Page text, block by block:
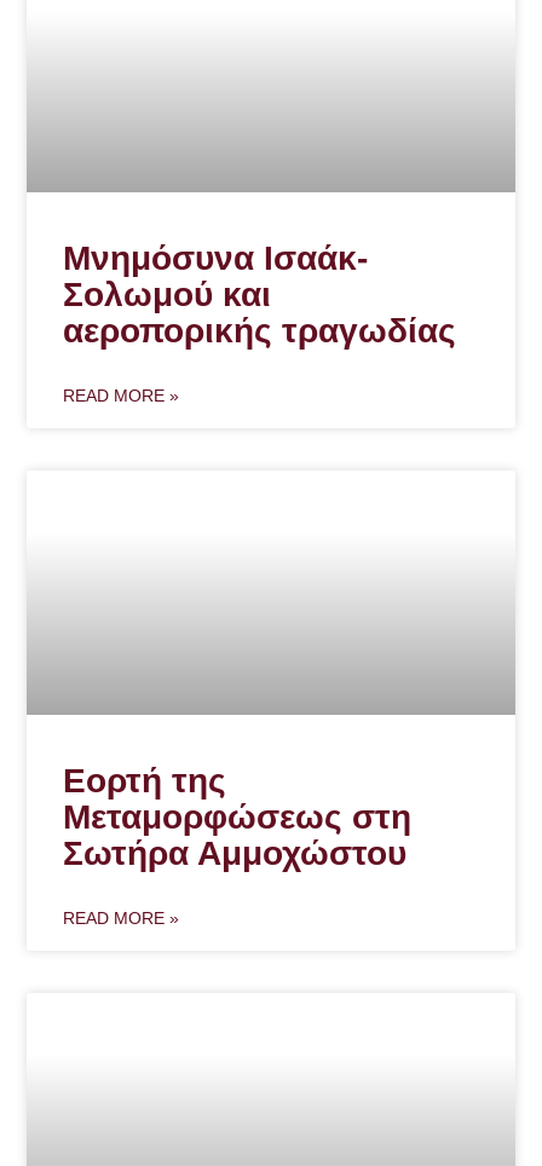
Μνημόσυνα Ισαάκ-
Σολωμού και
αεροπορικής τραγωδίας
READ MORE »
Εορτή της
Μεταμορφώσεως στη
Σωτήρα Αμμοχώστου
READ MORE »